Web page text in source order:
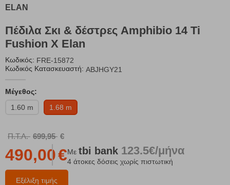
ELAN
Πέδιλα Σκι & δέστρες Amphibio 14 Ti
Fushion X Elan
Κωδικός: FRE-15872
Κωδικός Κατασκευαστή: ABJHGY21
Μέγεθος:
1.60 m
1.68 m
Π.Τ.Λ. 699,95 €
Εξέλιξη τιμής
490,00€Με tbi bank 123.5€/μήνα
4 άτοκες δόσεις χωρίς πιστωτική